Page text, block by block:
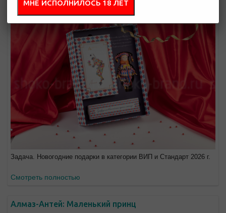
Новогодние подарки 2026 для АМУРСТАЛЬ
Задача. Новогодние подарки в категории ВИП и Стандарт 2026 г.
Смотреть полностью
Алмаз-Антей: Маленький принц
МНЕ ИСПОЛНИЛОСЬ 18 ЛЕТ